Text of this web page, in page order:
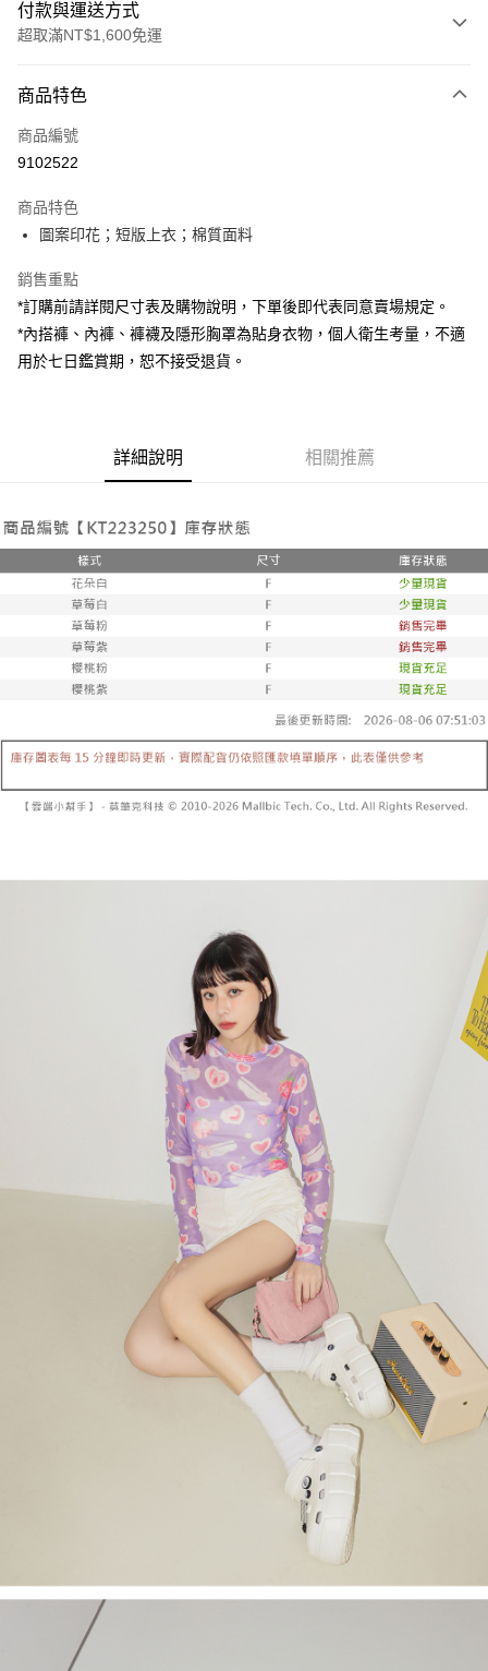
付款與運送方式
超取滿NT$1,600免運
信用卡一次付款
超商取貨付款
Apple Pay
街口支付
Google Pay
大哥付你分期
流程，驗證手機門號後，選擇欲分期的期數、繳款截止日，確認付款後即完
4.訂單成立30分鐘內，如未前往確認交易或遇審核未通過，訂單將自動取
消。如遇「轉專審核」未通過狀況，表示未達大哥付你分期系統評分，恕無
法說明評估內容。
【繳款方式說明】
1.分期款項不併入電信帳單，「大哥付你分期」於每月結算日後寄送繳費提
醒簡訊。
2.透過簡訊連結打開帳單後，可選擇「超商條碼／台灣大直營門市／銀行轉
帳／街口支付／iPASS MONEY」等通路繳費。
【注意事項】
1.本服務係由「台灣大哥大股份有限公司」（以下簡稱本公司）所提供，讓
買賣價金債權讓與本公司後，依約使用本公司帳單繳交帳款。
資料（包含姓名、電話或地址）提供予台灣大哥大進項蒐集、處理及利用，
由本公司與您本人進行分期帳單所需資料之確認、核對及更正。
【關於「AFTEE先享後付」】
１．簡單：不需註冊會員、不需綁卡、不需儲值。
２．便利：只要手機號碼，簡訊認證，即可結帳。
３．安心：先確認商品／服務後，再付款。
【「AFTEE先享後付」結帳流程】
１．於結帳方式選擇「AFTEE先享後付」後，將跳轉至「AFTEE先享後付」
結帳頁面，進行簡訊認證並確認金額後，即可完成結帳。
２．訂單成立數日內，您將收到繳費通知簡訊。
３．收到繳費通知簡訊後14天內，點擊此簡訊中的連結，可透過四大超商／
※ 請注意：結帳手續完成當下不需立刻繳費，但若您需要取消訂單，請聯絡
購買商品的店家。未經商家同意取消之訂單仍視為有效，需透過AFTEE先享
後付繳納相關費用。
是否繳費成功／繳費後需取消欲退款等相關疑問，請聯繫「AFTEE先享後付
１．透過由恩沛科技股份有限公司提供之「AFTEE先享後付」服務完成之交
２．關於個人資料處理事宜，請瀏覽以下網址：
https://aftee.tw/terms/#terms3
３．未成年的使用者請事先徵得法定代理人或監護人之同意方可使用
「AFTEE先享後付」，若未經同意申辦者引起之損失，本公司不負相關責
４．使用「AFTEE先享後付」時，將依據個別帳號之用戶狀況，依本公司即
時審查核予不同之上限額度；若仍有額度不足之情形，本公司將視審查結果
請求用戶進行身份認證。
５．嚴禁一人註冊多個帳號或使用他人資訊註冊。若發現惡意使用之情形，
恩沛科技股份有限公司將有權停止該用戶之使用額度並採取法律行動。
運送方式
全家取貨付款
每筆NT$60，滿NT$1,800(含以上)免運費
付款後全家取貨
每筆NT$60，滿NT$1,600(含以上)免運費
每筆NT$10,000
每筆NT$10,000
每筆NT$60，滿NT$1,800(含以上)免運費
每筆NT$60，滿NT$1,600(含以上)免運費
每筆NT$100，滿NT$2,500(含以上)免運費
商品特色
商品編號
9102522
商品特色
圖案印花；短版上衣；棉質面料
銷售重點
*訂購前請詳閱尺寸表及購物說明，下單後即代表同意賣場規定。
*內搭褲、內褲、褲襪及隱形胸罩為貼身衣物，個人衛生考量，不適
用於七日鑑賞期，恕不接受退貨。
詳細說明 相關推薦